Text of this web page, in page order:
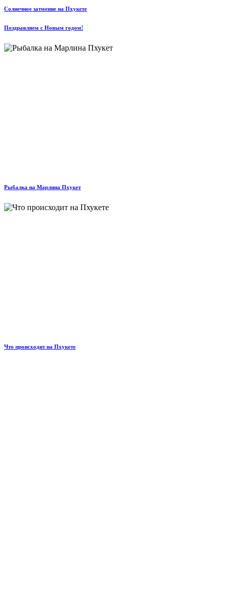
Солнечное затмение на Пхукете
Поздравляем с Новым годом!
Рыбалка на Марлина Пхукет
Что происходит на Пхукете